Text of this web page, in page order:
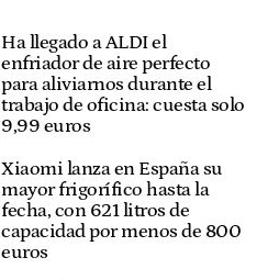
Ha llegado a ALDI el
enfriador de aire perfecto
para aliviarnos durante el
trabajo de oficina: cuesta solo
9,99 euros
Xiaomi lanza en España su
mayor frigorífico hasta la
fecha, con 621 litros de
capacidad por menos de 800
euros